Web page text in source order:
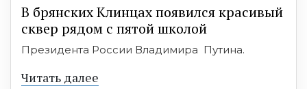
В брянских Клинцах появился красивый
сквер рядом с пятой школой
Президента России Владимира Путина.
Читать далее